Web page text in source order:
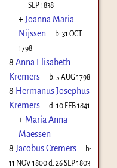
SEP 1838
+Joanna Maria
Nijssen
b:31 OCT
1798
8 Anna Elisabeth
Kremers
b: 5 AUG 1798
8 Hermanus Josephus
Kremers
d:10 FEB 1841
+ Maria Anna
Maessen
8 Jacobus Cremers
b:
11 NOV 1800d: 26 SEP 1803